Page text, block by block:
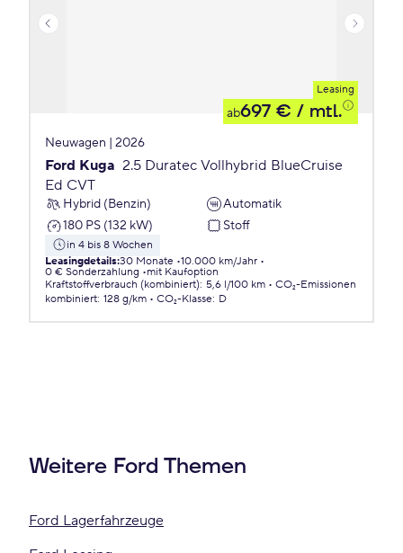
Leasing
ab697 € / mtl.
Neuwagen | 2026
Ford Kuga 2.5 Duratec Vollhybrid BlueCruise
Ed CVT
Hybrid (Benzin)
Automatik
180 PS (132 kW)
Stoff
in 4 bis 8 Wochen
Leasingdetails:30 Monate 10.000 km/Jahr
0 € Sonderzahlung
mit Kaufoption
Kraftstoffverbrauch (kombiniert): 5,6 l/100 km
CO₂-Emissionen
kombiniert: 128 g/km CO₂-Klasse: D
Weitere Ford Themen
Ford Lagerfahrzeuge